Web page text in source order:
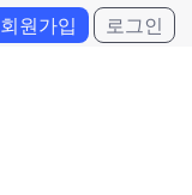
회원가입 로그인